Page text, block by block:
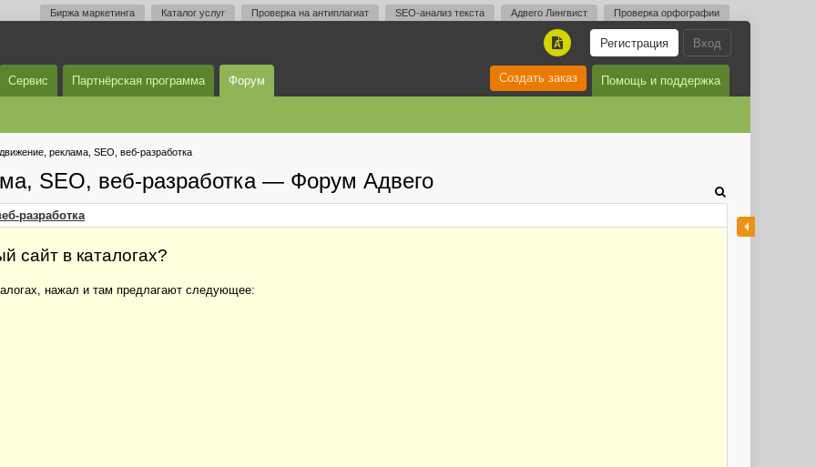
Биржа маркетинга Каталог услуг Проверка на антиплагиат SEO-анализ текста Адвего Лингвист Проверка орфографии
Вход
Регистрация
A
Сервис Партнёрская программа Форум Помощь и поддержка
Создать заказ
реклама, SEO, веб-разработка
SEO, веб-разработка — Форум Адвего
разработка
сайт в каталогах?
нажал и там предлагают следующее: